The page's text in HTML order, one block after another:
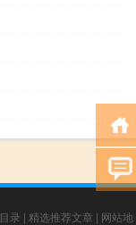
录 | 精选推荐文章 | 网站地